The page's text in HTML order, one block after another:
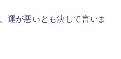
運が悪いとも決して言いま